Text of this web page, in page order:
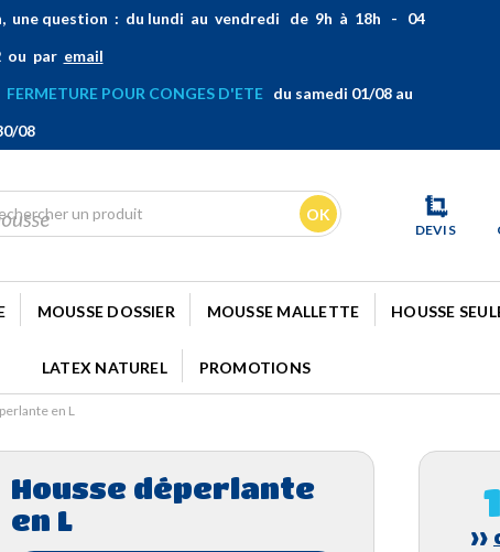
une question : du lundi au vendredi de 9h à 18h - 04
ou par email
FERMETURE POUR CONGES D'ETEdu samedi 01/08 au
08
OK
DEVIS
MOUSSE DOSSIER MOUSSE MALLETTE HOUSSE
LATEX NATUREL PROMOTIONS
en L
Housse déperlante
en L
>>